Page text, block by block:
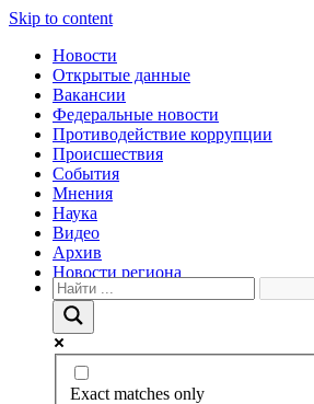
Skip to content
Новости
Открытые данные
Вакансии
Федеральные новости
Противодействие коррупции
Происшествия
События
Мнения
Наука
Видео
Архив
Новости региона
Exact matches only